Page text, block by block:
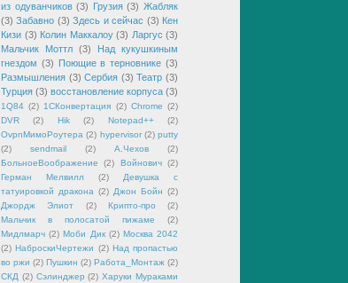
из одуванчиков (3) Грузия (3) Жабляк
(3) Забавно (3) Здесь и сейчас (3) Кен
Кизи (3) Колин Маккалоу (3) Ларгус (3)
Мальчик Моттл (3)
Над кукушкиным
гнездом (3) Поющие в терновнике (3)
Размышления (3) Сербия (3) Театр (3)
Турция (3) восстановление корпуса (3)
1Q84 (2) 1СКонвертация (2) Chrome (2)
DVR
(2) Hik (2) Notepad++
(2)
OvpnМимоРоутера (2) hypervisor (2) putty
(2)
sendmail (2) А.Чехов
(2)
БольноеВоображение
(2) Войнович (2)
Герман Мелвилл
(2)
Девушка с
татуировкой дракона (2) Джон Бойн (2)
Джордж Элиот
(2) Крипто-про
(2)
Мальчик в полосатой пижаме
(2)
Мидлмарч (2) Моби Дик (2) Москва 2042
(2) НаброскиЧертежи (2) Над пропастью
во ржи (2) Пушкин (2) Работа_Монтаж (2)
СКД (2) Сэлинджер (2) Харуки Мураками